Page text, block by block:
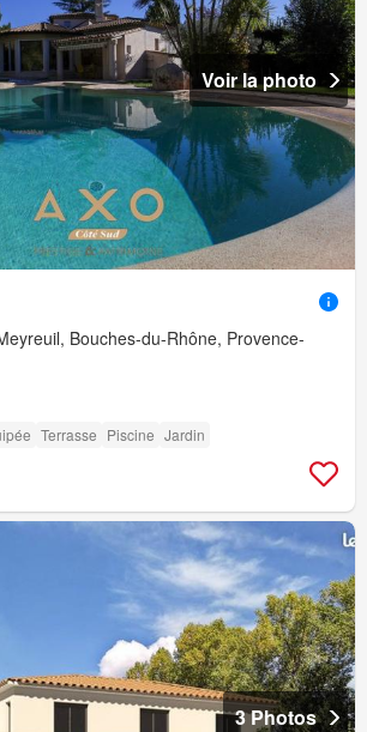
Voir la photo
Bouches-du-Rhône, Provence-
Terrasse Piscine Jardin
3 Photos